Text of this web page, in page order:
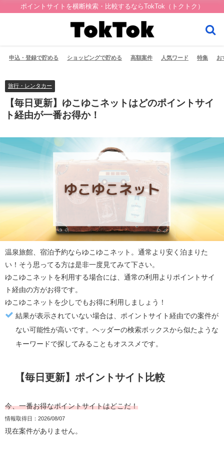
ポイントサイトを横断検索・比較するならTokTok（トクトク）
申込・登録で貯める ショッピングで貯める 高額案件 人気ワード 特集 お
旅行・レンタカー
【毎日更新】ゆこゆこネットはどのポイントサイ
ト経由が一番お得か！
温泉旅館、宿泊予約なら ゆこゆこネット 。通常より安く泊まりた
い！ そう思ってる方は是非一度見てみて下さい。
ゆこゆこネット を利用する場合には、通常の利用より ポイントサイ
ト経由の方がお得です。
ゆこゆこネット を少しでもお得に利用しましょう！
結果が表示されていない場合は、ポイントサイト経由での案件が
ない可能性が高いです。ヘッダーの検索ボックスから似たような
キーワードで探してみることもオススメです。
【毎日更新】ポイントサイト比較
今、一番お得なポイントサイトはどこだ！
情報取得日：2026/08/07
現在案件がありません。